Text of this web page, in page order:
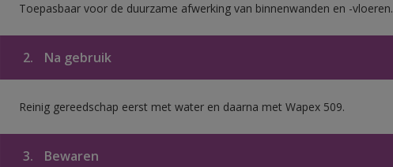
Toepasbaar voor de duurzame afwerking van binnenwanden en -vloeren.
2. Na gebruik
Reinig gereedschap eerst met water en daarna met Wapex 509.
3. Bewaren